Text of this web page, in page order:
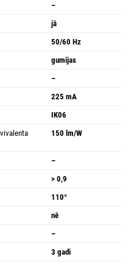
–
jā
50/60 Hz
gumijas
–
225 mA
IK06
150 lm/W
–
> 0,9
110°
nē
–
3 gadi